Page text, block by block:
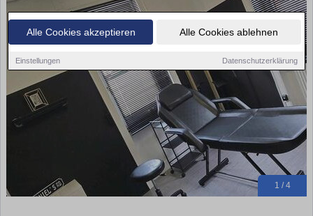
Alle Cookies akzeptieren Alle Cookies ablehnen
Einstellungen Datenschutzerklärung
1 / 4